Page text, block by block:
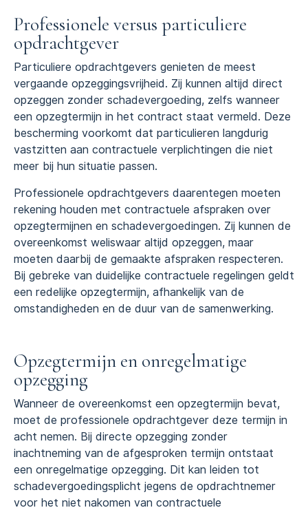
Professionele versus particuliere
opdrachtgever
Particuliere opdrachtgevers genieten de meest
vergaande opzeggingsvrijheid. Zij kunnen altijd direct
opzeggen zonder schadevergoeding, zelfs wanneer
een opzegtermijn in het contract staat vermeld. Deze
bescherming voorkomt dat particulieren langdurig
vastzitten aan contractuele verplichtingen die niet
meer bij hun situatie passen.
Professionele opdrachtgevers daarentegen moeten
rekening houden met contractuele afspraken over
opzegtermijnen en schadevergoedingen. Zij kunnen de
overeenkomst weliswaar altijd opzeggen, maar
moeten daarbij de gemaakte afspraken respecteren.
Bij gebreke van duidelijke contractuele regelingen geldt
een redelijke opzegtermijn, afhankelijk van de
omstandigheden en de duur van de samenwerking.
Opzegtermijn en onregelmatige
opzegging
Wanneer de overeenkomst een opzegtermijn bevat,
moet de professionele opdrachtgever deze termijn in
acht nemen. Bij directe opzegging zonder
inachtneming van de afgesproken termijn ontstaat
een onregelmatige opzegging. Dit kan leiden tot
schadevergoedingsplicht jegens de opdrachtnemer
voor het niet nakomen van contractuele